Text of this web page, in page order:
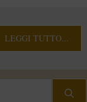
LEGGI TUTTO...